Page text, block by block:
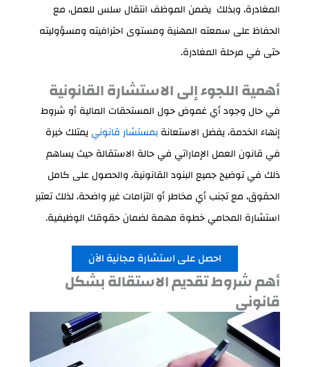
المغادرة، وبذلك يضمن الموظف انتقال سلس للعمل، مع
الحفاظ على سمعته المهنية ومستوى احترافيته ومسؤوليته
حتى في مرحلة المغادرة.
أهمية اللجوء إلى الاستشارة القانونية
في حال وجود أي غموض حول المستحقات المالية أو شروط
إنهاء الخدمة، يفضل الاستعانةبمستشار قانونييمتلك خبرة
في قانون العمل الإماراتي في حالة الاستقالة حيث يساهم
ذلك في توضيح جميع البنود القانونية، والحصول على كامل
الحقوق، مع تجنب أي مخاطر أو التزامات غير واضحة، لذلك تعتبر
استشارة المحامي خطوة مهمة لضمان حقوقك الوظيفية.
احصل على استشارة مجانية الآن
أهم شروط تقديم الاستقالة بشكل
قانوني